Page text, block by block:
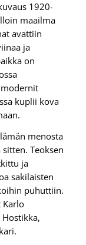
1920-
maailma
avattiin
ja
on
kuplii kova
menosta
Teoksen
ja
sakilaisten
puhuttiin.
Karlo